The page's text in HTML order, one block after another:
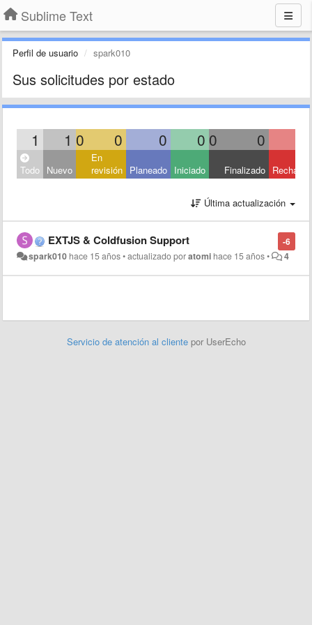
Sublime Text
Perfil de usuario spark010
Sus solicitudes por estado
1 1 0 0 0 0 0 0
Todo Nuevo
En
revisión Planeado Iniciado Finalizado
Última actualización
-6
EXTJS & Coldfusion Support
spark010 hace 15 años•actualizado poratomi hace 15 años• 4
Servicio de atención al cliente por UserEcho